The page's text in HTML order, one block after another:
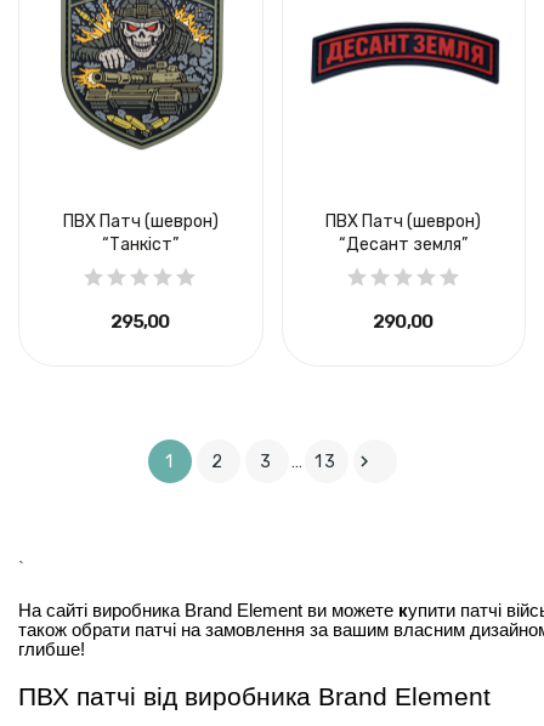
ПВХ Патч (шеврон)
“Танкіст”
295,00 ₴
ПВХ Патч (шеврон)
“Десант земля”
290,00 ₴
1 2 3 … 13 
`
На сайті виробника Brand Element ви можете купити патчі
також обрати патчі на замовлення за вашим власним
глибше!
ПВХ патчі від виробника Brand Element